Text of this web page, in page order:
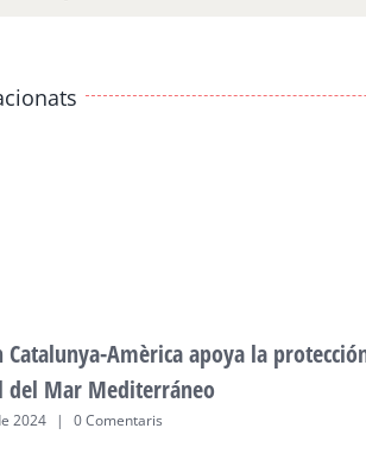
Catalunya-Amèrica apoya la
del Mar Mediterráneo
2024 | 0 Comentaris